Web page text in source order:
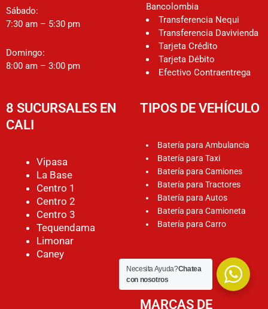
Sábado:
7:30 am – 5:30 pm
Domingo:
8:00 am – 3:00 pm
Bancolombia
Transferencia Nequi
Transferencia Davivienda
Tarjeta Crédito
Tarjeta Débito
Efectivo Contraentrega
8 SUCURSALES EN
CALI
Vipasa
La Base
Centro 1
Centro 2
Centro 3
Tequendama
Limonar
Caney
TIPOS DE VEHÍCULO
Batería para Ambulancia
Batería para Taxi
Batería para Camiones
Batería para Tractores
Batería para Autos
Batería para Camioneta
Batería para Carro
MARCAS DE
Necesita Ayuda?Chatea
con nosotros